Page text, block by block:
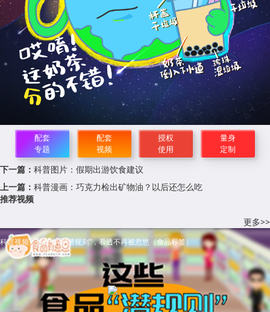
配套
专题
配套
视频
授权
使用
量身
定制
下一篇： 科普图片：假期出游饮食建议
上一篇： 科普漫画：巧克力检出矿物油？以后还怎么吃
推荐视频
更多>>
科普视频：这些食品“潜规则”，看透不再被忽悠（食品标签）